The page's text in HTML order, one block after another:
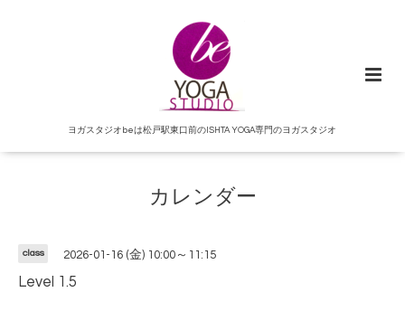
ヨガスタジオbeは松戸駅東口前のISHTA YOGA専門のヨガスタジオ
カレンダー
class 2026-01-16 (金) 10:00～11:15
Level 1.5